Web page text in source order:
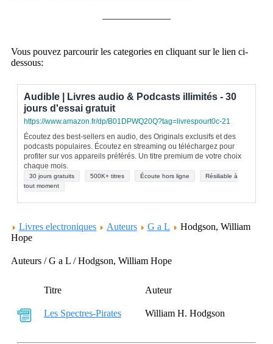
Vous pouvez parcourir les categories en cliquant sur le lien ci-
dessous:
Audible | Livres audio & Podcasts illimités - 30
jours d'essai gratuit
https://www.amazon.fr/dp/B01DPWQ20Q?tag=livrespourt0c-21
Écoutez des best-sellers en audio, des Originals exclusifs et des
podcasts populaires. Écoutez en streaming ou téléchargez pour
profiter sur vos appareils préférés. Un titre premium de votre choix
chaque mois.
30 jours gratuits 500K+ titres Écoute hors ligne
Résiliable à
tout moment
Livres electroniques Auteurs G a L
Hodgson, William
Hope
Auteurs / G a L / Hodgson, William Hope
Titre Auteur
Les Spectres-Pirates William H. Hodgson